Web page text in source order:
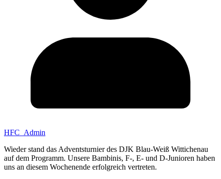
HFC_Admin
Wieder stand das Adventsturnier des DJK Blau-Weiß Wittichenau
auf dem Programm. Unsere Bambinis, F-, E- und D-Junioren haben
uns an diesem Wochenende erfolgreich vertreten.